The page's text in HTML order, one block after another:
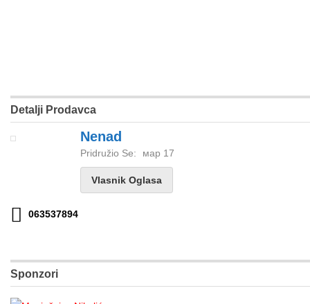
Detalji Prodavca
Nenad
Pridružio Se: мар 17
Vlasnik Oglasa
063537894
Sponzori